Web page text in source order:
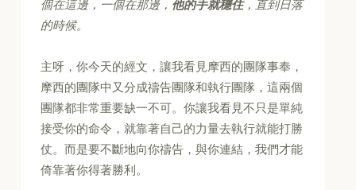
個在這邊，一個在那邊， 他的手就穩住，直到日落
的時候。
主呀，你今天的經文，讓我看見摩西的團隊事奉，
摩西的團隊中又分成禱告團隊和執行團隊，這兩個
團隊都非常重要缺一不可。你讓我看見不只是單純
接受你的命令，就靠著自己的力量去執行就能打勝
仗。而是要不斷地向你禱告，與你連結，我們才能
倚靠著你得著勝利。